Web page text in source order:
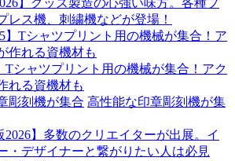
】グッズ製造の心強い味方。各種プ
レス機、刺繍機などが登場！
Tシャツプリント用の機械が集合！アク
れる資機材も
高性能な印章彫刻機が集